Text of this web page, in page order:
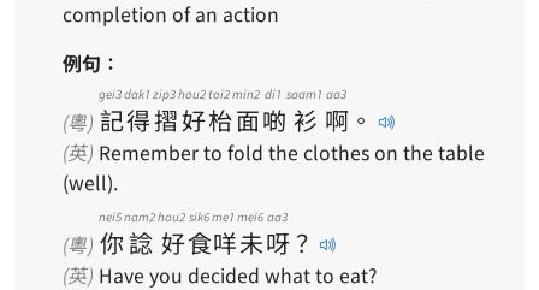
completion of an action
例句：
(粵) 記
gei3
得
dak1
摺
zip3
好
hou2
枱
toi2
面
min2
啲
di1
衫
saam1
啊
aa3
。
(英) Remember to fold the clothes on the table
(well).
(粵) 你
nei5
諗
nam2
好
hou2
食
sik6
咩
me1
未
mei6
呀
aa3
？
(英) Have you decided what to eat?